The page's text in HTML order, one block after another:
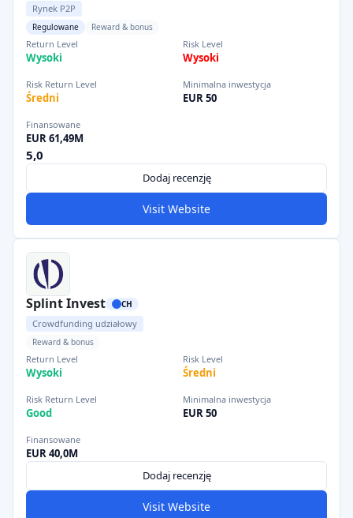
Rynek P2P
Regulowane Reward & bonus
Return Level
Wysoki
Risk Level
Wysoki
Risk Return Level
Średni
Minimalna inwestycja
EUR 50
Finansowane
EUR 61,49M
5,0
Dodaj recenzję
Visit Website
Splint Invest CH
Crowdfunding udziałowy
Reward & bonus
Return Level
Wysoki
Risk Level
Średni
Risk Return Level
Good
Minimalna inwestycja
EUR 50
Finansowane
EUR 40,0M
Dodaj recenzję
Visit Website